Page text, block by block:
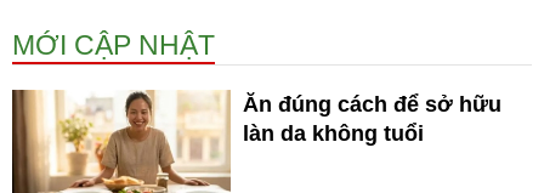
MỚI CẬP NHẬT
Ăn đúng cách để sở hữu
làn da không tuổi